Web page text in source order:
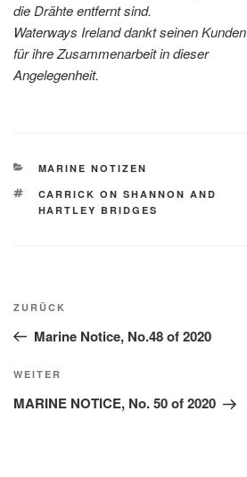
die Drähte entfernt sind.
Waterways Ireland dankt seinen Kunden
für ihre Zusammenarbeit in dieser
Angelegenheit.
KATEGORIEN
MARINE NOTIZEN
SCHLAGWÖRTER
CARRICK ON SHANNON AND
HARTLEY BRIDGES
Beitragsnavigation
Vorheriger
Beitrag
ZURÜCK
Marine Notice, No.48 of 2020
Nächster
Beitrag
WEITER
MARINE NOTICE, No. 50 of 2020